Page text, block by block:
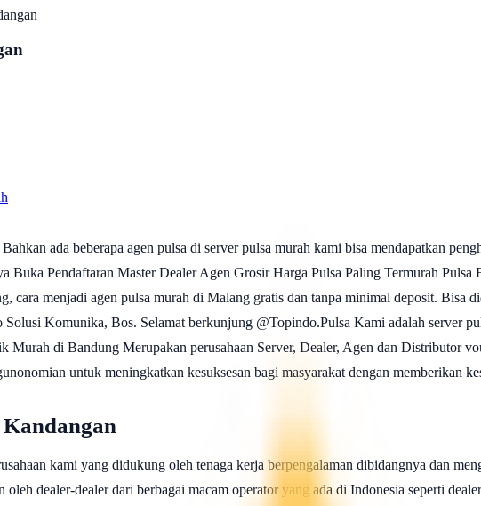
ada beberapa agen pulsa di server pulsa murah kami bisa mendapatkan
Pendaftaran Master Dealer Agen Grosir Harga Pulsa Paling Termurah
cara menjadi agen pulsa murah di Malang gratis dan tanpa minimal deposit. Bisa
Komunika, Bos. Selamat berkunjung @Topindo.Pulsa Kami adalah server
Murah di Bandung Merupakan perusahaan Server, Dealer, Agen dan Distributor
untuk meningkatkan kesuksesan bagi masyarakat dengan memberikan
kami yang didukung oleh tenaga kerja berpengalaman dibidangnya dan
dealer-dealer dari berbagai macam operator yang ada di Indonesia seperti